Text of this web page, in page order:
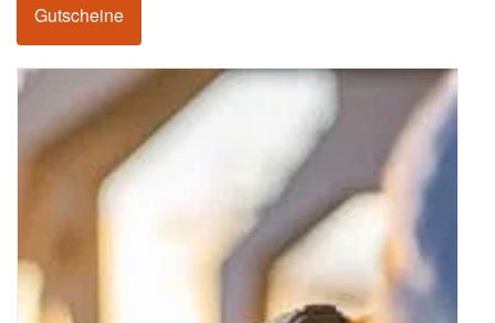
Gutscheine